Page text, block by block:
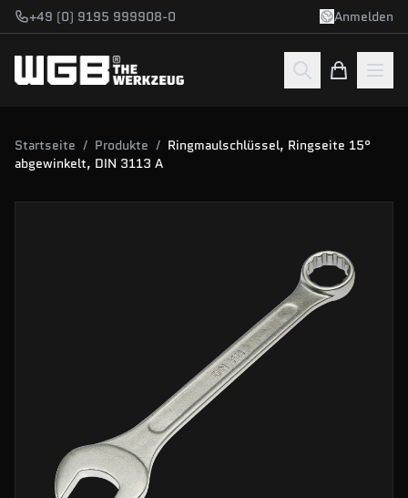
Zum Hauptinhalt springen
+49 (0) 9195 999908-0 Anmelden
Startseite / Produkte / Ringmaulschlüssel, Ringseite 15°
abgewinkelt, DIN 3113 A